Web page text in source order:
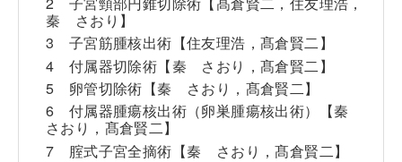
秦 さおり】
3 子宮筋腫核出術【住友理浩，髙倉賢二】
4 付属器切除術【秦 さおり，髙倉賢二】
5 卵管切除術【秦 さおり，髙倉賢二】
6 付属器腫瘍核出術（卵巣腫瘍核出術）【秦
さおり，髙倉賢二】
7 腟式子宮全摘術【秦 さおり，髙倉賢二】